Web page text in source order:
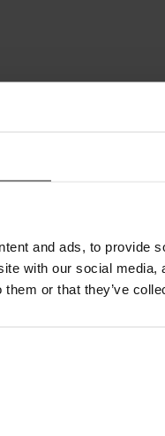
and ads, to provide
with our social
them or that they’ve